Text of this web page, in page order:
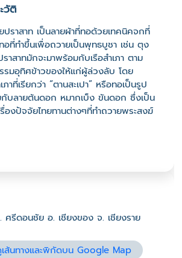
วัติ
ปราสาท เป็นลายผ้าที่ทอด้วยเทคนิคจกที่
อที่ทำขึ้นเพื่อถวายเป็นพุทธบูชา เช่น ตุง
าสาทมักจะมาพร้อมกับเรือสำเภา ตาม
รมอุทิศข้าวของให้แก่ผู้ล่วงลับ โดย
ภาที่เรียกว่า “ตานสะเปา” หรือทอเป็นรูป
บลายต้นดอก หมากเบ็ง ขันดอก ซึ่งเป็น
ปัจจัยไทยทานต่างๆที่ทำถวายพระสงฆ์
ศรีดอนชัย อ. เชียงของ จ. เชียงราย
ส้นทางและพิกัดบน Google Map